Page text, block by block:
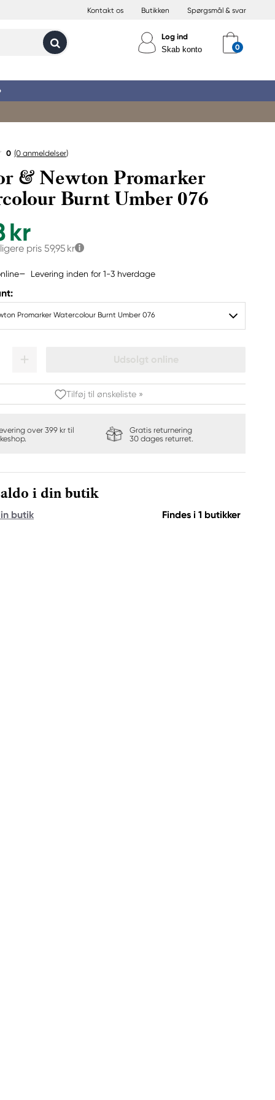
Kontakt os Butikken Spørgsmål & svar
Log ind
Skab konto
0 (0 anmeldelser)
& Newton Promarker
Burnt Umber 076
kr
pris 59,95 kr
Levering inden for 1-3 hverdage
Promarker Watercolour Burnt Umber 076
Udsolgt online
Tilføj til ønskeliste »
over 399 kr til
Gratis returnering
30 dages returret.
i din butik
butik Findes i 1 butikker